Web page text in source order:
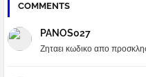
COMMENTS
PANOS027
Ζηταει κωδικο απο